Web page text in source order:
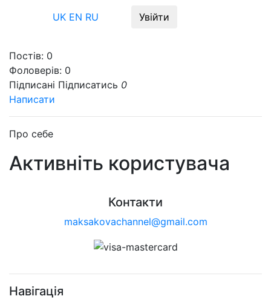
UK EN RU Увійти
Постів: 0
Фоловерів: 0
Підписані Підписатись 0
Написати
Про себе
Активніть користувача
Контакти
maksakovachannel@gmail.com
Навігація